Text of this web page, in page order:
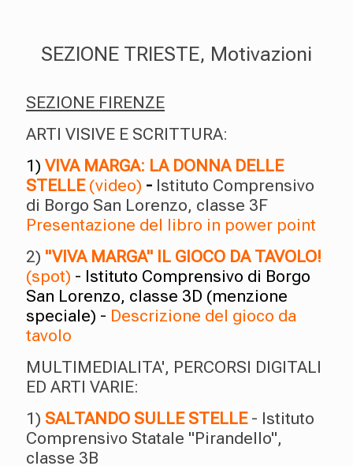
SEZIONE TRIESTE, Motivazioni
SEZIONE FIRENZE
ARTI VISIVE E SCRITTURA:
1) VIVA MARGA: LA DONNA DELLE
STELLE (video) - Istituto Comprensivo
di Borgo San Lorenzo, classe 3F
Presentazione del libro in power point
2) "VIVA MARGA" IL GIOCO DA TAVOLO!
(spot) - Istituto Comprensivo di Borgo
San Lorenzo, classe 3D (menzione
speciale) - Descrizione del gioco da
tavolo
MULTIMEDIALITA', PERCORSI DIGITALI
ED ARTI VARIE:
1) SALTANDO SULLE STELLE- Istituto
Comprensivo Statale "Pirandello",
classe 3B